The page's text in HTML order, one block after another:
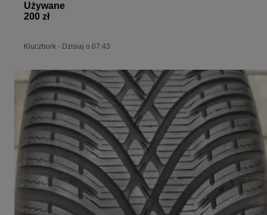
Używane
200 zł
Kluczbork - Dzisiaj o 07:43